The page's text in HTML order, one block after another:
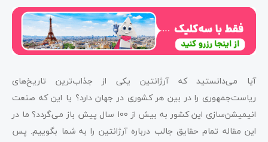
آرژانتینی‌ها خیلی دیر غذا می‌خورند
حقایق جالب درباره آرژنتین؛ اولین انیمیشن بلند جهان در
آرژانتین ساخته شد
ورزش ملی آرژانتین فوتبال نیست
حقایق جالب درباره آرژنتین؛ آرژانتین بیشترین سرانه
روانشناس را دارد
آیا می‌دانستید که آرژانتین یکی از جذاب‌ترین تاریخ‌های
ریاست‌جمهوری را در بین هر کشوری در جهان دارد؟ یا این که صنعت
انیمیشن‌سازی این کشور به بیش از 100 سال پیش باز می‌گردد؟ ما در
این مقاله تمام حقایق جالب درباره آرژانتین را به شما بگوییم. پس